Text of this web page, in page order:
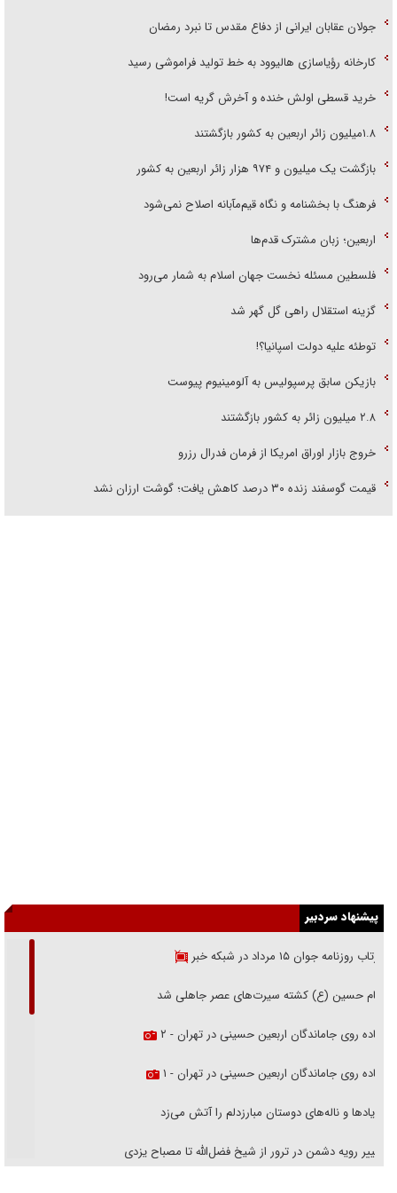
جولان عقابان ایرانی از دفاع مقدس تا نبرد رمضان
کارخانه رؤیاسازی هالیوود به خط تولید فراموشی رسید
خرید قسطی اولش خنده و آخرش گریه است!
۱.۸میلیون زائر اربعین به کشور بازگشتند
بازگشت یک میلیون و ۹۷۴ هزار زائر اربعین به کشور
فرهنگ با بخشنامه و نگاه قیم‌مآبانه اصلاح نمی‌شود
اربعین؛ زبان مشترک قدم‌ها
فلسطین مسئله نخست جهان اسلام به شمار می‌رود
گزینه استقلال راهی گل گهر شد
توطئه علیه دولت اسپانیا؟!
بازیکن سابق پرسپولیس به آلومینیوم پیوست
۲.۸ میلیون زائر به کشور بازگشتند
خروج بازار اوراق امریکا از فرمان فدرال رزرو
قیمت گوسفند زنده ۳۰ درصد کاهش یافت؛ گوشت ارزان نشد
پیشنهاد سردبیر
بازتاب روزنامه جوان ۱۵ مرداد در شبکه خبر
امام حسین (ع) کشته سیرت‌های عصر جاهلی شد
پیاده روی جاماندگان اربعین حسینی در تهران - ۲
پیاده روی جاماندگان اربعین حسینی در تهران - ۱
فریاد‌ها و ناله‌های دوستان مبارزدلم را آتش می‌زد
تغییر رویه دشمن در ترور از شیخ فضل‌الله تا مصباح یزدی